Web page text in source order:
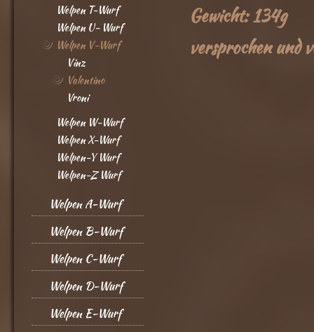
Welpen T-Wurf
Welpen U- Wurf
Welpen V-Wurf
Vinz
Valentino
Vroni
Welpen W-Wurf
Welpen X-Wurf
Welpen-Y Wurf
Welpen-Z Wurf
Welpen A-Wurf
Welpen B-Wurf
Welpen C-Wurf
Welpen D-Wurf
Welpen E-Wurf
Gewicht: 134g
versprochen und